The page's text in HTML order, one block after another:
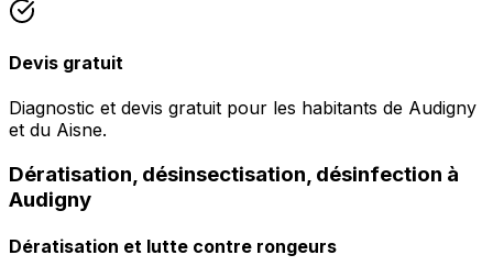
Devis gratuit
Diagnostic et devis gratuit pour les habitants de Audigny
et du Aisne.
Dératisation, désinsectisation, désinfection à
Audigny
Dératisation et lutte contre rongeurs